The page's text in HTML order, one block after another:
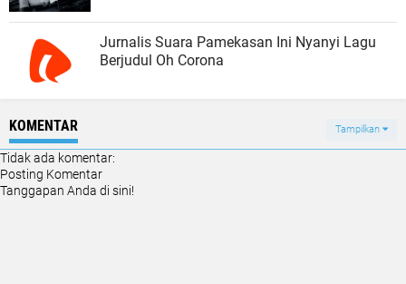
Jurnalis Suara Pamekasan Ini Nyanyi Lagu
Berjudul Oh Corona
KOMENTAR Tampilkan
Tidak ada komentar:
Posting Komentar
Tanggapan Anda di sini!